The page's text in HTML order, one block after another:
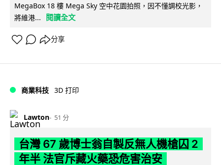
MegaBox 18 樓 Mega Sky 空中花園拍照，因不懂調校光影，
將維港...
閱讀全文
分享
商業科技 3D 打印
Lawton 51 分
台灣 67 歲博士翁自製反無人機槍囚 2
年半 法官斥藏火藥恐危害治安